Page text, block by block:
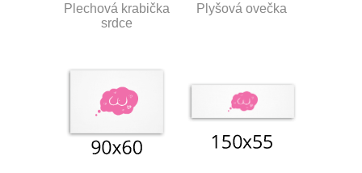
Plechová krabička
srdce
Plyšová ovečka